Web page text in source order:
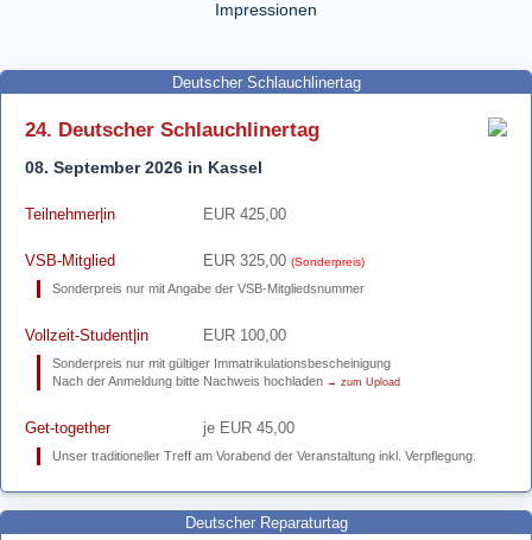
Impressionen
Deutscher Schlauchlinertag
24. Deutscher Schlauchlinertag
08. September 2026 in Kassel
Teilnehmer|in EUR 425,00
VSB-Mitglied EUR 325,00 (Sonderpreis)
Sonderpreis nur mit Angabe der VSB-Mitgliedsnummer
Vollzeit-Student|in EUR 100,00
Sonderpreis nur mit gültiger Immatrikulationsbescheinigung
Nach der Anmeldung bitte Nachweis hochladen → zum Upload
Get-together je EUR 45,00
Unser traditioneller Treff am Vorabend der Veranstaltung inkl. Verpflegung.
Deutscher Reparaturtag